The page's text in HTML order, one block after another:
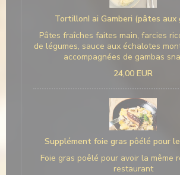
TortillonI ai Gamberi (pâtes aux
Pâtes fraîches faites main, farcies
de légumes, sauce aux échalotes
accompagnées de gambas
24,00 EUR
Supplément foie gras pôélé pour
Foie gras poêlé pour avoir la même
restaurant